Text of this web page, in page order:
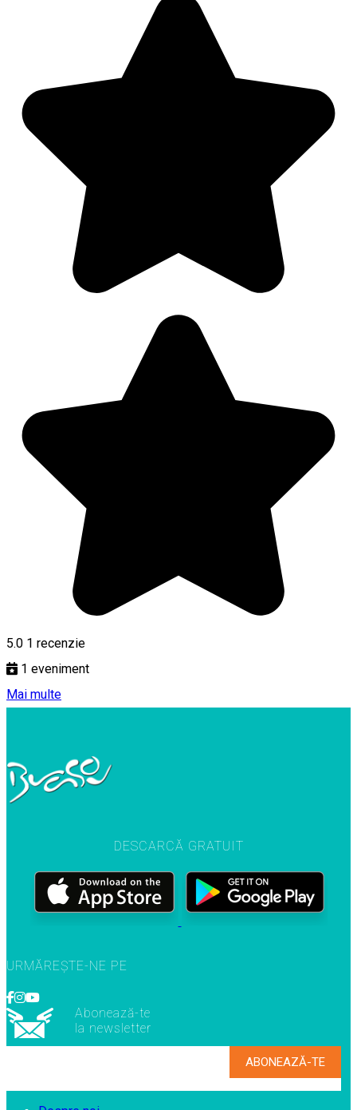
5.0 1 recenzie
1 eveniment
Mai multe
DESCARCĂ GRATUIT
URMĂREȘTE-NE PE
Abonează-te
la newsletter